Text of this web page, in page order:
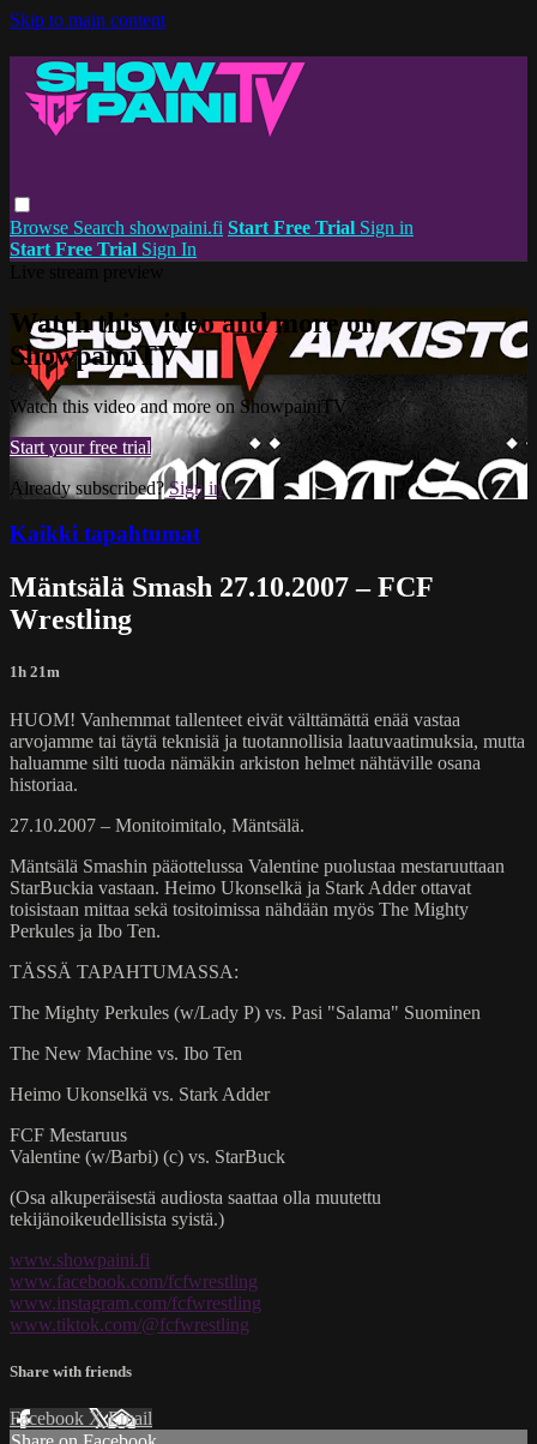
Skip to main content
Browse Search showpaini.fi Start Free Trial Sign in
Start Free Trial Sign In
Watch this video and more on
ShowpainiTV
Watch this video and more on ShowpainiTV
Start your free trial
Already subscribed?Sign in
Kaikki tapahtumat
Mäntsälä Smash 27.10.2007 – FCF
Wrestling
1h 21m
HUOM! Vanhemmat tallenteet eivät välttämättä enää vastaa
arvojamme tai täytä teknisiä ja tuotannollisia laatuvaatimuksia, mutta
haluamme silti tuoda nämäkin arkiston helmet nähtäville osana
historiaa.
27.10.2007 – Monitoimitalo, Mäntsälä.
Mäntsälä Smashin pääottelussa Valentine puolustaa mestaruuttaan
StarBuckia vastaan. Heimo Ukonselkä ja Stark Adder ottavat
toisistaan mittaa sekä tositoimissa nähdään myös The Mighty
Perkules ja Ibo Ten.
TÄSSÄ TAPAHTUMASSA:
The Mighty Perkules (w/Lady P) vs. Pasi "Salama" Suominen
The New Machine vs. Ibo Ten
Heimo Ukonselkä vs. Stark Adder
FCF Mestaruus
Valentine (w/Barbi) (c) vs. StarBuck
(Osa alkuperäisestä audiosta saattaa olla muutettu
tekijänoikeudellisista syistä.)
www.showpaini.fi
www.facebook.com/fcfwrestling
www.instagram.com/fcfwrestling
www.tiktok.com/@fcfwrestling
Share with friends
Facebook XEmail